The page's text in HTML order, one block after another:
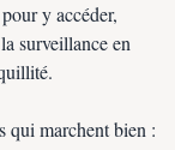
y accéder,
surveillance en
qui marchent bien :